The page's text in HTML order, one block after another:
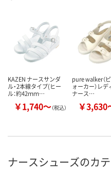
KAZEN ナースサンダ
ル・2本線タイプ(ヒー
ル：約42ｍｍ…
￥1,740～（税込）
pure walker（
ォーカー）レデ
ナース…
￥3,630
ナースシューズのカ